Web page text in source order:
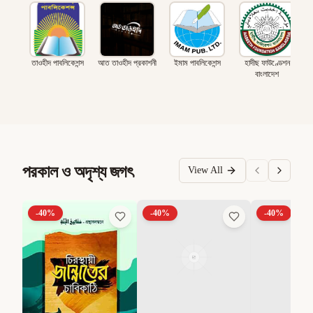
তাওহীদ পাবলিকেশন্স আত তাওহীদ প্রকাশনী ইমাম পাবলিকেশন্স
হাদীছ ফাউণ্ডেশন
বাংলাদেশ
পরকাল ও অদৃশ্য জগৎ View All
-40% -40% -40%